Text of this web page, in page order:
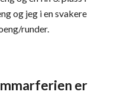
og jeg i en svakere
runder.
er